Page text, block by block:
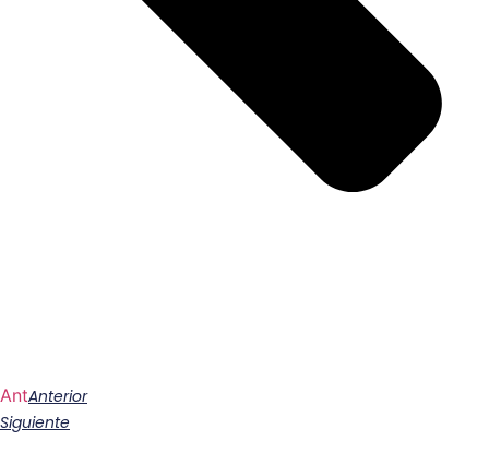
AntAnterior
Siguiente